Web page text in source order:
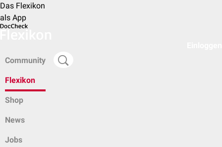
Das Flexikon
als App
Community
Flexikon
Shop
News
Jobs